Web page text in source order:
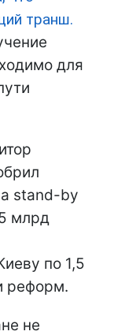
транш.
для
stand-by
млрд
по 1,5
реформ.
не